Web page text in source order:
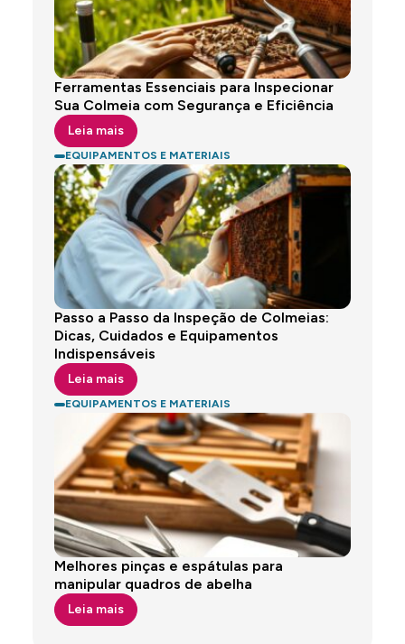
Ferramentas Essenciais para Inspecionar
Sua Colmeia com Segurança e Eficiência
Leia mais
EQUIPAMENTOS E MATERIAIS
Passo a Passo da Inspeção de Colmeias:
Dicas, Cuidados e Equipamentos
Indispensáveis
Leia mais
EQUIPAMENTOS E MATERIAIS
Melhores pinças e espátulas para
manipular quadros de abelha
Leia mais